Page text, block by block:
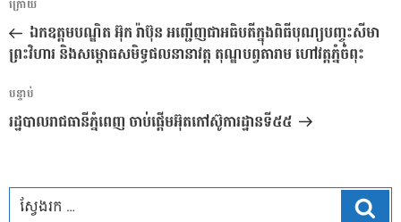
នាំទិស​
ប្រកាស
អត្ថបទ
មុន
ក្រោយ
ឯកឧត្ដមបណ្ឌិត អ៊ុក រ៉ាប៊ុន អញ្ជើញជាអធិបតីក្នុងពិធីបុណ្យបញ្ចុះសីមា
ព្រះវិហារ និងសម្ពោធសមិទ្ធផលនានាវត្ត តុណ្ឌបព្វតារាម ហៅវត្តភ្នំចំពុះ
អត្ថបទ
បន្ទាប់
បន្ទាប់
រដ្ឋបាលរាជធានីភ្នំពេញ ចាប់ផ្តើមអ៊ុតកៅស៊ូការដ្ឋានទី៥៥